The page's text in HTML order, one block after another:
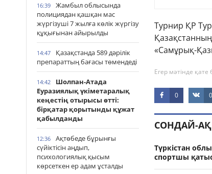
16:39
Жамбыл облысында
полициядан қашқан мас
жүргізуші 7 жылға көлік жүргізу
құқығынан айырылды
14:47
Қазақстанда 589 дәрілік
препараттың бағасы төмендеді
14:42
Шолпан-Атада
Еуразиялық үкіметаралық
кеңестің отырысы өтті:
бірқатар қорытынды құжат
қабылданды
12:36
Ақтөбеде бұрынғы
сүйіктісін аңдып,
психологиялық қысым
көрсеткен ер адам ұсталды
Турнир ҚР
«Самұрық-
Егер мәтінде
0 0
СОНДАЙ-
Түркістан
спортшы